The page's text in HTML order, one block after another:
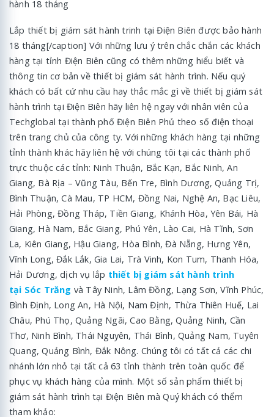
Lắp thiết bị giám sát hành trinh tại Điện Biên được bảo hành
18 tháng[/caption] Với những lưu ý trên chắc chắn các khách
hàng tại tỉnh Điện Biên cũng có thêm những hiểu biết và
thông tin cơ bản về thiết bị giám sát hành trình. Nếu quý
khách có bất cứ nhu cầu hay thắc mắc gì về thiết bị giám sát
hành trình tại Điện Biên hãy liên hệ ngay với nhân viên của
Techglobal tại thành phố Điện Biên Phủ theo số điện thoại
trên trang chủ của công ty. Với những khách hàng tại những
tỉnh thành khác hãy liên hệ với chúng tôi tại các thành phố
trực thuộc các tỉnh: Ninh Thuận, Bắc Kạn, Bắc Ninh, An
Giang, Bà Rịa – Vũng Tàu, Bến Tre, Bình Dương, Quảng Trị,
Bình Thuận, Cà Mau, TP HCM, Đồng Nai, Nghệ An, Bạc Liêu,
Hải Phòng, Đồng Tháp, Tiền Giang, Khánh Hòa, Yên Bái, Hà
Giang, Hà Nam, Bắc Giang, Phú Yên, Lào Cai, Hà Tĩnh, Sơn
La, Kiên Giang, Hậu Giang, Hòa Bình, Đà Nẵng, Hưng Yên,
Vĩnh Long, Đắk Lắk, Gia Lai, Trà Vinh, Kon Tum, Thanh Hóa,
Hải Dương, dịch vụ lắp thiết bị giám sát hành trình
tại Sóc Trăng và Tây Ninh, Lâm Đồng, Lạng Sơn, Vĩnh Phúc,
Bình Định, Long An, Hà Nội, Nam Định, Thừa Thiên Huế, Lai
Châu, Phú Thọ, Quảng Ngãi, Cao Bằng, Quảng Ninh, Cần
Thơ, Ninh Bình, Thái Nguyên, Thái Bình, Quảng Nam, Tuyên
Quang, Quảng Bình, Đắk Nông. Chúng tôi có tất cả các chi
nhánh lớn nhỏ tại tất cả 63 tỉnh thành trên toàn quốc để
phục vụ khách hàng của mình. Một số sản phẩm thiết bị
giám sát hành trình tại Điện Biên mà Quý khách có thểm
tham khảo: